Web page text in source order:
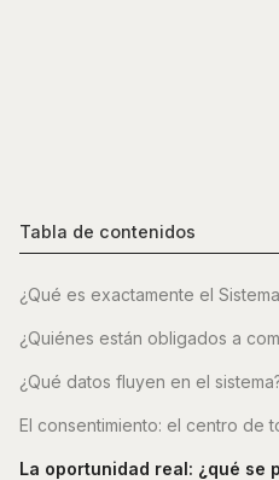
Tabla de contenidos
¿Qué es exactamente el
¿Quiénes están obligados a
¿Qué datos fluyen en el
El consentimiento: el centro de
La oportunidad real: ¿qué se